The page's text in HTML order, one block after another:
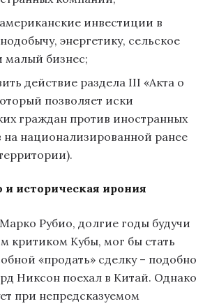
инвестиции в
энергетику, сельское
малый бизнес;
действие раздела III «Акта о
позволяет иски
граждан против иностранных
на национализированной ранее
и историческая ирония
Рубио, долгие годы будучи
критиком Кубы, мог бы стать
«продать» сделку – подобно
Никсон поехал в Китай. Однако
при непредсказуемом